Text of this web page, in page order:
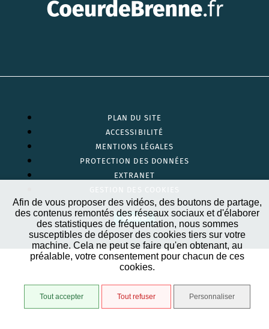
Afin de vous proposer des vidéos, des boutons de partage,
des contenus remontés des réseaux sociaux et d'élaborer
des statistiques de fréquentation, nous sommes
susceptibles de déposer des cookies tiers sur votre
machine. Cela ne peut se faire qu'en obtenant, au
préalable, votre consentement pour chacun de ces
cookies.
Tout accepter Tout refuser Personnaliser
PLAN DU SITE
ACCESSIBILITÉ
MENTIONS LÉGALES
PROTECTION DES DONNÉES
EXTRANET
STRATIS